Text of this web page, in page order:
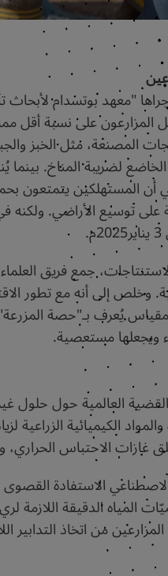
"معهد بوتسدام لأبحاث
على نسبة أقل
المصنعة، مثل الخبز
لضريبة المناخ. بينما
أن المستهلكين يتمتعون
على توسيع الأراضي.
وخلص إلى أنه مع تطور
يُعرف بـ"حصة المزرعة"
ويجعلها مستعصية.
العالمية حول حلول غير
الكيميائية
غازات الاحتباس
الاستفادة
المياه الدقيقة اللازمة
المزارعين من اتخاذ